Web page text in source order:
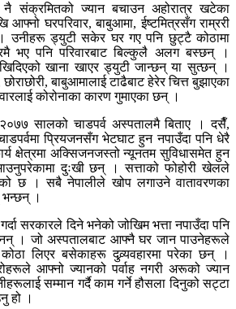
संक्रमितको ज्यान बचाउन अहोरात्र खटेका
आफ्नो घरपरिवार, बाबुआमा, ईष्टमित्रसँग राम्ररी
उनीहरू ड्युटी सकेर घर गए पनि छुट्टै कोठामा
भए पनि परिवारबाट बिल्कुलै अलग बस्छन् ।
खाना खाएर ड्युटी जान्छन् या सुत्छन् ।
बाबुआमालाई टाढैबाट हेरेर चित्त बुझाएका
कोरोनाका कारण गुमाएका छन् ।
सालको चाडपर्व अस्पतालमै बिताए । दसैँ,
प्रियजनसँग भेटघाट हुन नपाउँदा पनि धेरै
क्षेत्रमा अक्सिजनजस्तो न्यूनतम सुविधासमेत हुन
दुःखी छन् । सत्ताको फोहोरी खेलले
छ । सबै नेपालीले खोप लगाउने वातावरणका
।
सरकारले दिने भनेको जोखिम भत्ता नपाउँदा पनि
। जो अस्पतालबाट आफ्नै घर जान पाउनेहरूले
कोठा लिएर बसेकाहरू दुव्र्यवहारमा परेका छन् ।
आफ्नो ज्यानको पर्वाह नगरी अरूको ज्यान
सम्मान गर्दै काम गर्ने हौसला दिनुको सट्टा
हो ।